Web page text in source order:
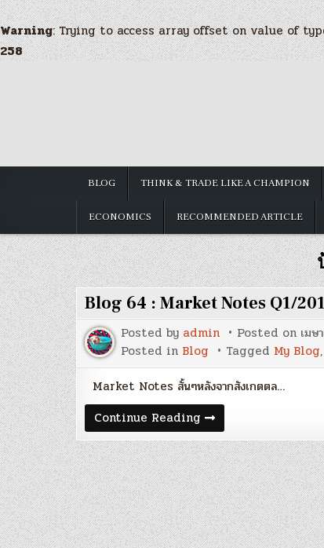
Warning: Trying to access array offset on value of
258
BLOG THINK & TRADE LIKE A CHAMPION
ECONOMICS RECOMMENDED ARTICLE
Blog 64 : Market Notes Q1/
Posted by admin Posted on เมษ
Posted in Blog Tagged My Blog,
Market Notes สั้นๆหลังจากสังเกตตล…
Continue Reading Blog
64
:
Market
Notes
Q1/2016